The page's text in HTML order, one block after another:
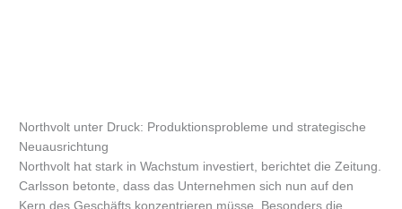
Northvolt unter Druck: Produktionsprobleme und strategische
Neuausrichtung
Northvolt hat stark in Wachstum investiert, berichtet die Zeitung.
Carlsson betonte, dass das Unternehmen sich nun auf den
Kern des Geschäfts konzentrieren müsse. Besonders die